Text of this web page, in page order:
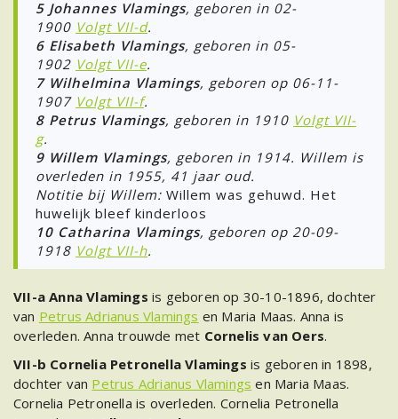
5 Johannes Vlamings, geboren in 02-
1900 Volgt VII-d.
6 Elisabeth Vlamings, geboren in 05-
1902 Volgt VII-e.
7 Wilhelmina Vlamings, geboren op 06-11-
1907 Volgt VII-f.
8 Petrus Vlamings, geboren in 1910 Volgt VII-
g.
9 Willem Vlamings, geboren in 1914. Willem is
overleden in 1955, 41 jaar oud.
Notitie bij Willem: Willem was gehuwd. Het
huwelijk bleef kinderloos
10 Catharina Vlamings, geboren op 20-09-
1918 Volgt VII-h.
VII-a Anna Vlamings is geboren op 30-10-1896, dochter
van Petrus Adrianus Vlamings en Maria Maas. Anna is
overleden. Anna trouwde met Cornelis van Oers.
VII-b Cornelia Petronella Vlamings is geboren in 1898,
dochter van Petrus Adrianus Vlamings en Maria Maas.
Cornelia Petronella is overleden. Cornelia Petronella